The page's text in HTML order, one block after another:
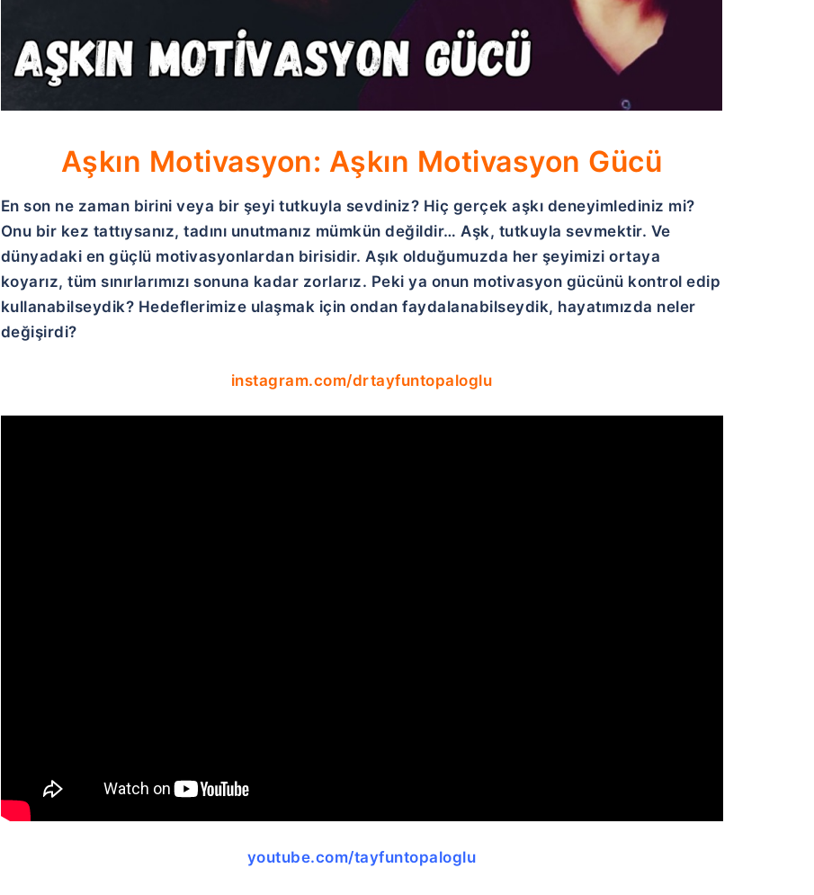
Aşkın Motivasyon: Aşkın Motivasyon Gücü
En son ne zaman birini veya bir şeyi tutkuyla sevdiniz? Hiç gerçek aşkı deneyimlediniz mi?
Onu bir kez tattıysanız, tadını unutmanız mümkün değildir… Aşk, tutkuyla sevmektir. Ve
dünyadaki en güçlü motivasyonlardan birisidir. Aşık olduğumuzda her şeyimizi ortaya
koyarız, tüm sınırlarımızı sonuna kadar zorlarız. Peki ya onun motivasyon gücünü kontrol edip
kullanabilseydik? Hedeflerimize ulaşmak için ondan faydalanabilseydik, hayatımızda neler
değişirdi?
instagram.com/drtayfuntopaloglu
youtube.com/tayfuntopaloglu